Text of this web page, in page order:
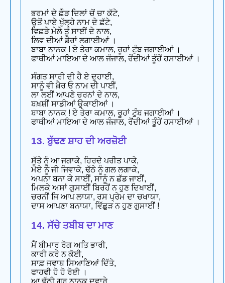
ਭਰਮਾਂ ਦੇ ਛੌੜ ਦਿਲਾਂ ਚੋਂ ਚਾ ਕੱਟੇ,
ਉਤੋਂ ਪਾਏ ਖੁੱਲ੍ਹੇ ਨਾਮ ਦੇ ਛੱਟੇ,
ਵਿਛੜੇ ਮੇਲੇ ਤੂੰ ਸਾਈਂ ਦੇ ਨਾਲ,
ਲਿਵ ਦੀਆਂ ਡੋਰਾਂ ਲਗਾਈਆਂ ।
ਬਾਬਾ ਨਾਨਕ ! ਏ ਤੇਰਾ ਕਮਾਲ, ਰੂਹਾਂ ਟੁੰਬ ਜਗਾਈਆਂ ।
ਫਾਥੀਆਂ ਮਾਇਆ ਦੇ ਆਲ ਜੰਜਾਲ, ਰੋਂਦੀਆਂ ਤੂੰਹੇਂ ਹਸਾਈਆਂ ।
ਸੰਗਤ ਸਾਰੀ ਦੀ ਹੈ ਏ ਦੁਹਾਈ,
ਸਾਨੂੰ ਵੀ ਖ਼ੈਰ ਓ ਨਾਮ ਦੀ ਪਾਈਂ,
ਲਾ ਲਈਂ ਆਪਣੇ ਚਰਨਾਂ ਦੇ ਨਾਲ,
ਬਖ਼ਸ਼ੀਂ ਸਾਡੀਆਂ ਉਕਾਈਆਂ ।
ਬਾਬਾ ਨਾਨਕ ! ਏ ਤੇਰਾ ਕਮਾਲ, ਰੂਹਾਂ ਟੁੰਬ ਜਗਾਈਆਂ ।
ਫਾਥੀਆਂ ਮਾਇਆ ਦੇ ਆਲ ਜੰਜਾਲ, ਰੋਂਦੀਆਂ ਤੂੰਹੇਂ ਹਸਾਈਆਂ ।
13. ਬੁੱਢਣ ਸ਼ਾਹ ਦੀ ਅਰਜ਼ੋਈ
ਸੁੱਤੇ ਨੂੰ ਆ ਜਗਾਕੇ, ਹਿਰਦੇ ਪਰੀਤ ਪਾਕੇ,
ਮੋਏ ਨੂੰ ਜੀ ਜਿਵਾਕੇ, ਢੱਠੇ ਨੂੰ ਗਲ ਲਗਾਕੇ,
ਅਪਨਾ ਬਨਾ ਕੇ ਸਾਈਂ, ਸਾਨੂੰ ਨ ਛੱਡ ਜਾਈਂ,
ਮਿਲਕੇ ਅਸਾਂ ਗੁਸਾਈਂ ਬਿਰਹੋਂ ਨ ਹੁਣ ਦਿਖਾਈਂ,
ਚਰਨੀਂ ਜਿ ਆਪ ਲਾਯਾ, ਰਸ ਪ੍ਰੇਮ ਦਾ ਚਖਾਯਾ,
ਦਾਸ ਆਪਣਾ ਬਨਾਯਾ, ਵਿੱਛੁੜ ਨ ਹੁਣ ਗੁਸਾਈਂ !
14. ਸੱਚੇ ਤਬੀਬ ਦਾ ਮਾਣ
ਮੈਂ ਬੀਮਾਰ ਰੋਗ ਅਤਿ ਭਾਰੀ,
ਕਾਰੀ ਕਰੇ ਨ ਕੋਈ,
ਸਾਫ਼ ਜਵਾਬ ਸਿਆਣਿਆਂ ਦਿੱਤੇ,
ਫਾਹਵੀ ਹੋ ਹੋ ਰੋਈ ।
ਆ ਢੱਠੀ ਗੁਰ ਨਾਨਕ ਦਵਾਰੇ